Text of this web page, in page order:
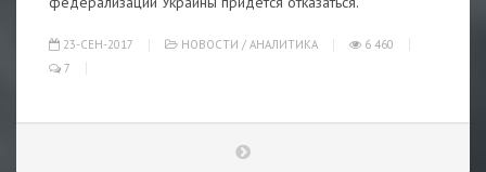
23-СЕН-2017 НОВОСТИ / АНАЛИТИКА
6 460
7